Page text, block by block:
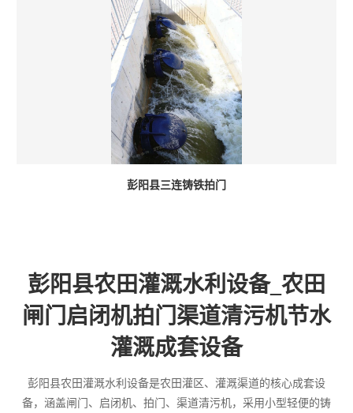
彭阳县三连铸铁拍门
彭阳县农田灌溉水利设备_农田
闸门启闭机拍门渠道清污机节水
灌溉成套设备
彭阳县农田灌溉水利设备是农田灌区、灌溉渠道的核心成套设
备，涵盖闸门、启闭机、拍门、渠道清污机，采用小型轻便的铸